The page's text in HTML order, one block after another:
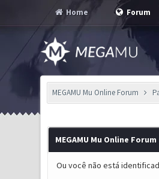
Home Forum
MEGAMU Mu Online Forum
MEGAMU Mu Online Forum
Ou você não está